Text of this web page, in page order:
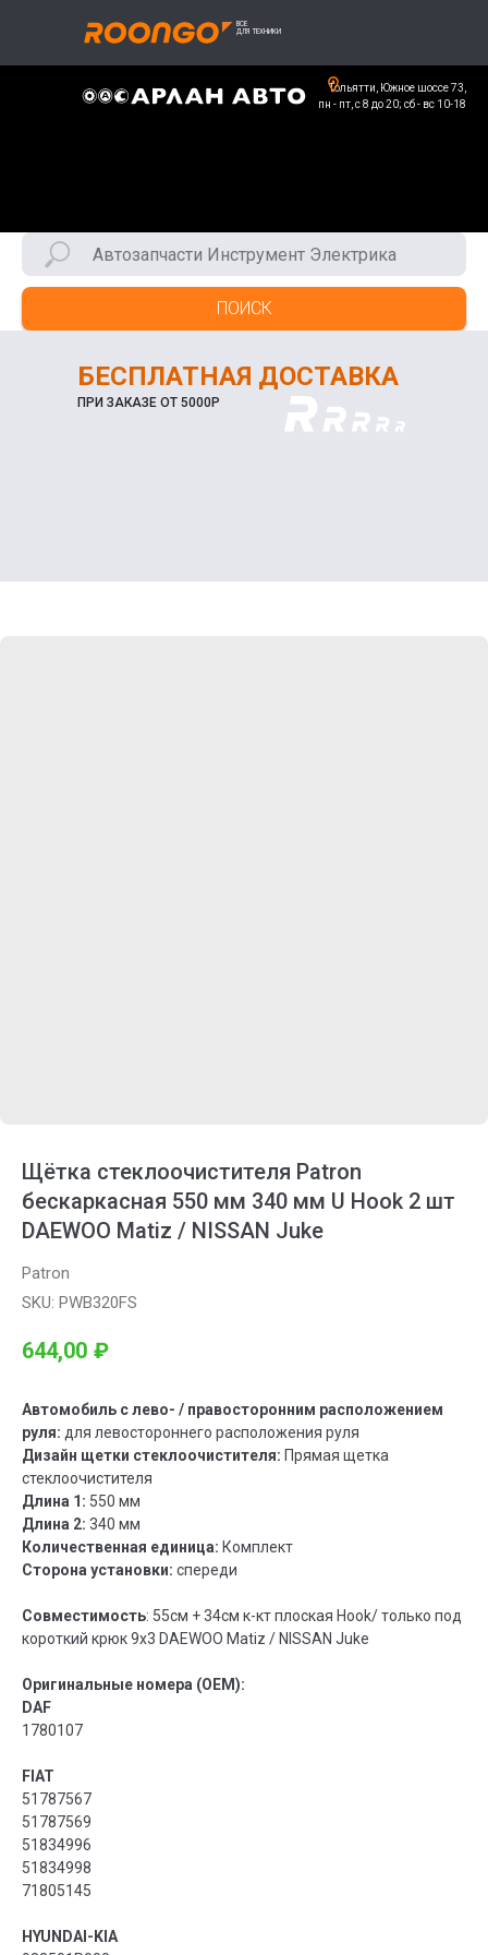
Тольятти, Южное шоссе 73,
пн - пт, с 8 до 20; сб - вс 10-18
ПОИСК
БЕСПЛАТНАЯ ДОСТАВКА
ПРИ ЗАКАЗЕ ОТ 5000Р
Щётка стеклоочистителя Patron
бескаркасная 550 мм 340 мм U Hook 2 шт
DAEWOO Matiz / NISSAN Juke
Patron
SKU: PWB320FS
644,00 ₽
Автомобиль с лево- / правосторонним расположением
руля: для левостороннего расположения руля
Дизайн щетки стеклоочистителя: Прямая щетка
стеклоочистителя
Длина 1: 550 мм
Длина 2: 340 мм
Количественная единица: Комплект
Сторона установки: спереди
Совместимость: 55см + 34см к-кт плоская Hook/ только под
короткий крюк 9x3 DAEWOO Matiz / NISSAN Juke
Оригинальные номера (OEM):
DAF
1780107
FIAT
51787567
51787569
51834996
51834998
71805145
HYUNDAI-KIA